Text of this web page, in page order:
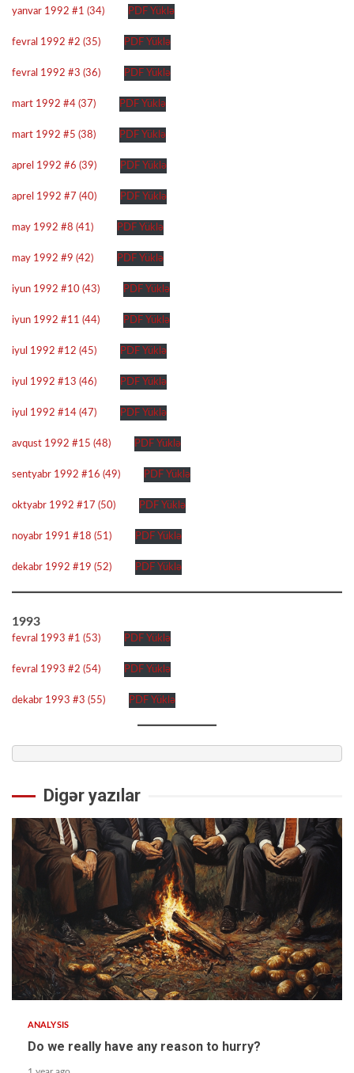
yanvar 1992 #1 (34) PDF Yüklə
fevral 1992 #2 (35) PDF Yüklə
fevral 1992 #3 (36) PDF Yüklə
mart 1992 #4 (37) PDF Yüklə
mart 1992 #5 (38) PDF Yüklə
aprel 1992 #6 (39) PDF Yüklə
aprel 1992 #7 (40) PDF Yüklə
may 1992 #8 (41) PDF Yüklə
may 1992 #9 (42) PDF Yüklə
iyun 1992 #10 (43) PDF Yüklə
iyun 1992 #11 (44) PDF Yüklə
iyul 1992 #12 (45) PDF Yüklə
iyul 1992 #13 (46) PDF Yüklə
iyul 1992 #14 (47) PDF Yüklə
avqust 1992 #15 (48) PDF Yüklə
sentyabr 1992 #16 (49) PDF Yüklə
oktyabr 1992 #17 (50) PDF Yüklə
noyabr 1991 #18 (51) PDF Yüklə
dekabr 1992 #19 (52) PDF Yüklə
1993
fevral 1993 #1 (53) PDF Yüklə
fevral 1993 #2 (54) PDF Yüklə
dekabr 1993 #3 (55) PDF Yüklə
Digər yazılar
ANALYSIS
Do we really have any reason to hurry?